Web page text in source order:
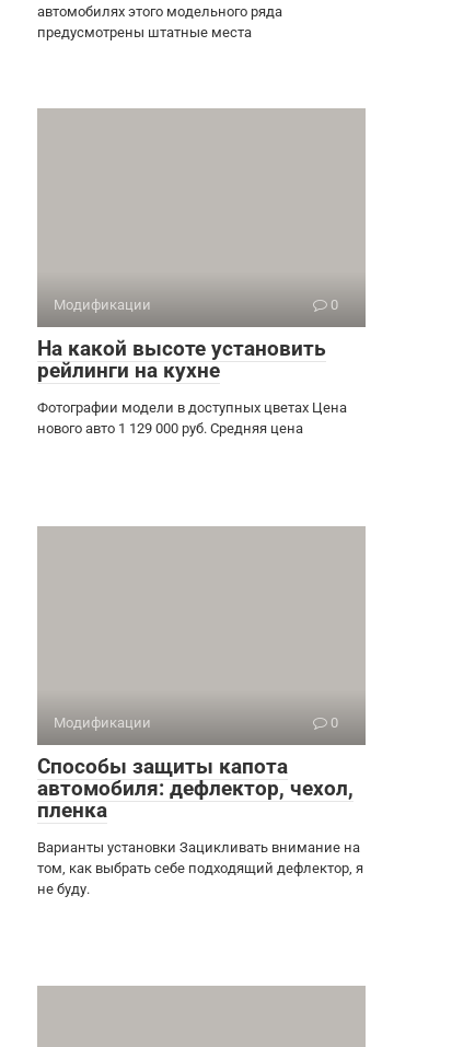
автомобилях этого модельного ряда
предусмотрены штатные места
Модификации 0
На какой высоте установить
рейлинги на кухне
Фотографии модели в доступных цветах Цена
нового авто 1 129 000 руб. Средняя цена
Модификации 0
Способы защиты капота
автомобиля: дефлектор, чехол,
пленка
Варианты установки Зацикливать внимание на
том, как выбрать себе подходящий дефлектор, я
не буду.